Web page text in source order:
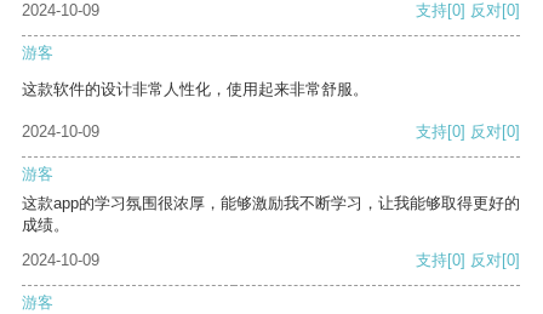
2024-10-09 支持[0] 反对[0]
游客
这款软件的设计非常人性化，使用起来非常舒服。
2024-10-09 支持[0] 反对[0]
游客
这款app的学习氛围很浓厚，能够激励我不断学习，让我能够取得更好的
成绩。
2024-10-09
支持[0] 反对[0]
游客